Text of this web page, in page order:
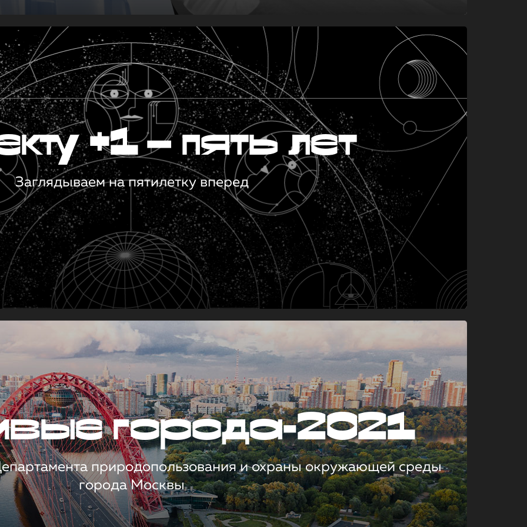
+1 — пять лет
Заглядываем на пятилетку вперед
города-2021
природопользования и охраны окружающей среды
города Москвы